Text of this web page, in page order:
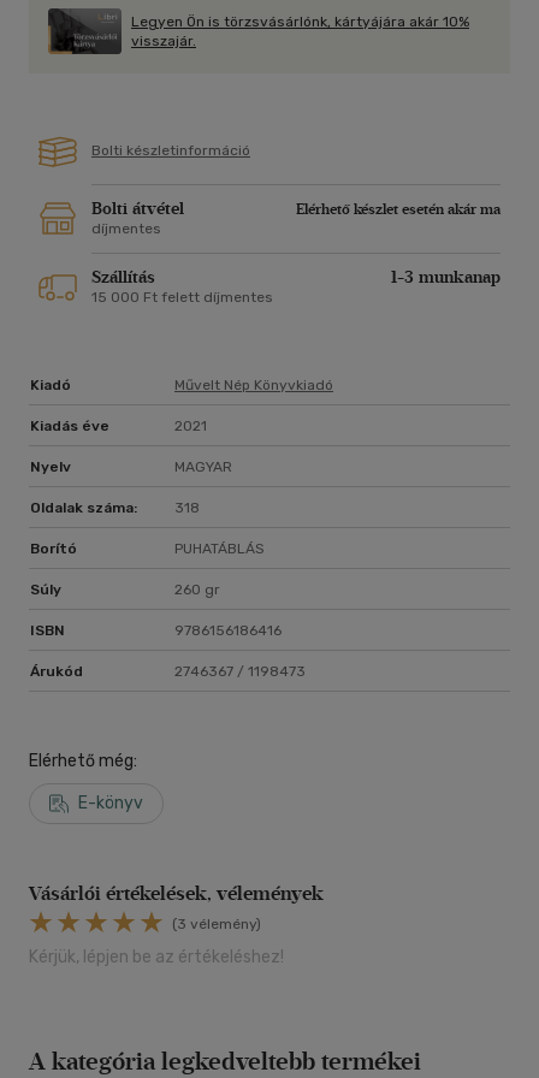
egészségről, korosodásról, a család és a barátok erőt adó
támogatásáról, és arról, hogy az idő észlelése milyen hatással
van arra, ahogy a mulandósághoz viszonyulunk.
életével, szerelmeivel, veszteségeinkkel és újrakezdéseinkkel,
és a szeretet mindent legyőző erejével kapcsolatban.
Legyen Ön is törzsvásárlónk, kártyájára akár 10%
visszajár.
Bolti készletinformáció
Bolti átvétel
Elérhető készlet esetén akár ma
díjmentes
Szállítás 1-3 munkanap
15 000 Ft felett díjmentes
Kiadó Művelt Nép Könyvkiadó
Kiadás éve 2021
Nyelv MAGYAR
Oldalak száma: 318
Borító PUHATÁBLÁS
Súly 260 gr
ISBN 9786156186416
Árukód 2746367 / 1198473
Elérhető még:
E-könyv
Vásárlói értékelések, vélemények
(3 vélemény)
Kérjük, lépjen be az értékeléshez!
A kategória legkedveltebb termékei